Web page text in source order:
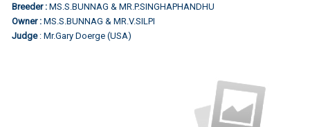
Breeder : MS.S.BUNNAG & MR.P.SINGHAPHANDHU
Owner : MS.S.BUNNAG & MR.V.SILPI
Judge : Mr.Gary Doerge (USA)